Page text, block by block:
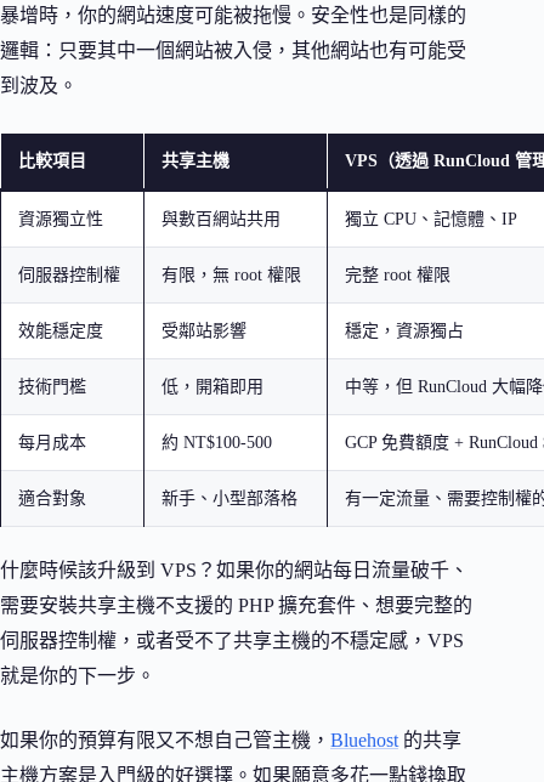
暴增時，你的網站速度可能被拖慢。安全性也是同樣的
邏輯：只要其中一個網站被入侵，其他網站也有可能受
到波及。
比較項目 共享主機 VPS（透過 RunCloud 管
資源獨立性 與數百網站共用 獨立 CPU、記憶體、IP
伺服器控制權 有限，無 root 權限 完整 root 權限
效能穩定度 受鄰站影響 穩定，資源獨占
技術門檻 低，開箱即用 中等，但 RunCloud 大幅
每月成本 約 NT$100-500 GCP 免費額度 + RunCloud
適合對象 新手、小型部落格 有一定流量、需要控制權
什麼時候該升級到 VPS？如果你的網站每日流量破千、
需要安裝共享主機不支援的 PHP 擴充套件、想要完整的
伺服器控制權，或者受不了共享主機的不穩定感，VPS
就是你的下一步。
如果你的預算有限又不想自己管主機， Bluehost的共享
主機方案是入門級的好選擇。如果願意多花一點錢換取